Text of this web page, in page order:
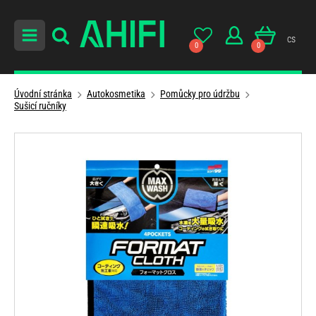
0 0
cs
Úvodní stránka Autokosmetika
Pomůcky pro údržbu
Sušicí ručníky